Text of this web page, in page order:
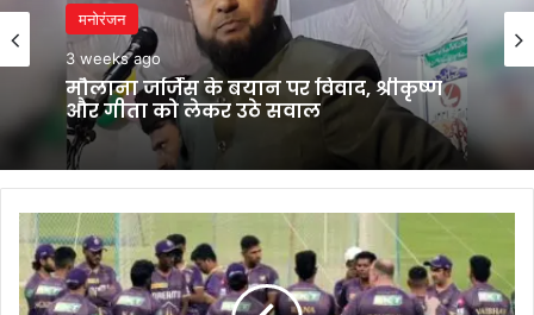
मनोरंजन
3 weeks ago
मौलाना जर्जिस के बयान पर विवाद, श्रीकृष्ण
और गीता को लेकर उठे सवाल
IPL
में
KKR
को